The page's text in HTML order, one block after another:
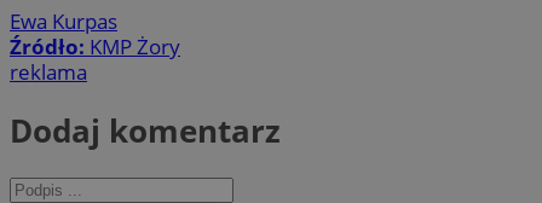
Ewa Kurpas
Źródło: KMP Żory
reklama
Dodaj komentarz